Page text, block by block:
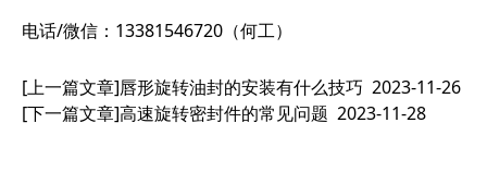
电话/微信：13381546720（何工）
[上一篇文章]唇形旋转油封的安装有什么技巧 2023-11-26
[下一篇文章]高速旋转密封件的常见问题 2023-11-28